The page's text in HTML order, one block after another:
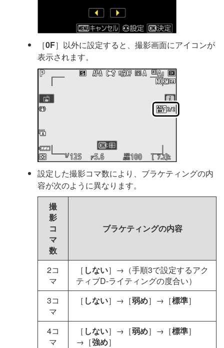
［0F］以外に設定すると、撮影画面にアイコンが
表示されます。
設定した撮影コマ数により、ブラケティングの内
容が次のように異なります。
撮
影
コ
マ
数
ブラケティングの内容
2コ
マ
［ しない］→（手順3で設定するアク
ティブD-ライティングの度合い）
3コ
マ
［ しない］→［弱め］→［標準］
4コ
マ
［ しない］→［弱め］→［標準］
→［強め］